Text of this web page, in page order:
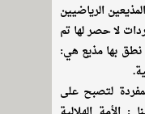
الرياضيين
لا حصر لها تم
نطق بها مذيع هي:
لتصبح على